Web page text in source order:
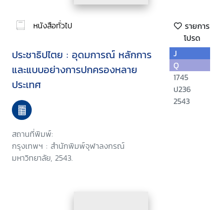
หนังสือทั่วไป
รายการ
โปรด
ประชาธิปไตย : อุดมการณ์ หลักการ
และแบบอย่างการปกครองหลาย
ประเทศ
สถานที่พิมพ์:
กรุงเทพฯ : สำนักพิมพ์จุฬาลงกรณ์
มหาวิทยาลัย, 2543.
J
Q
1745
ป236
2543